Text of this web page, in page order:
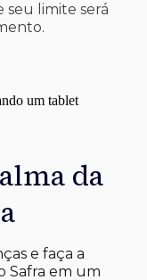
seu limite será
da
e faça a
Safra em um